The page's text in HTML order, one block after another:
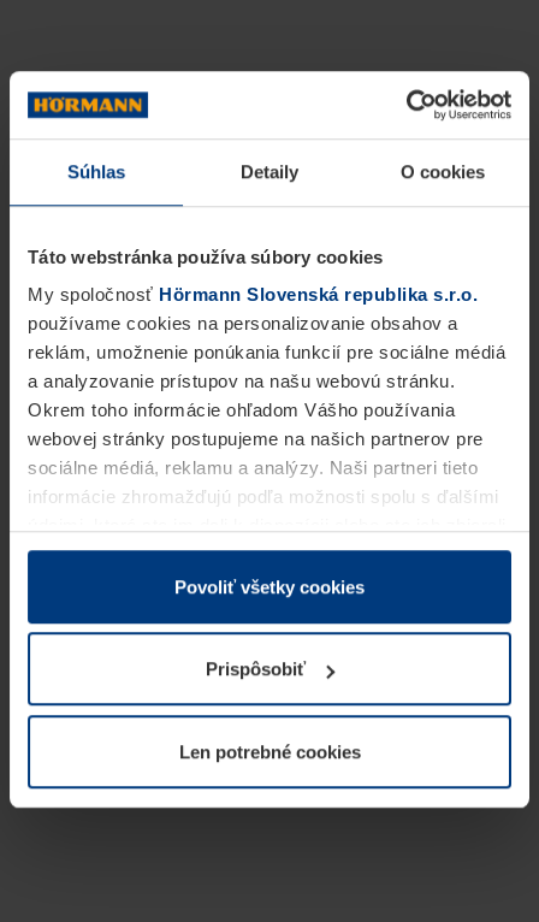
Súhlas Detaily O cookies
Táto webstránka používa súbory cookies
My spoločnosť Hörmann Slovenská republika s.r.o.
používame cookies na personalizovanie obsahov a
reklám, umožnenie ponúkania funkcií pre sociálne médiá
a analyzovanie prístupov na našu webovú stránku.
Okrem toho informácie ohľadom Vášho používania
webovej stránky postupujeme na našich partnerov pre
sociálne médiá, reklamu a analýzy. Naši partneri tieto
informácie zhromažďujú podľa možnosti spolu s ďalšími
v rámci Vášho využívania služieb.
Z právneho hľadiska môžeme cookies ukladať na Vašom
prevádzku tejto stránky. Pre všetky ostatné typy cookie
potrebujeme Vaše povolenie. Vaše povolenie môžete
kedykoľvek zmeniť alebo odvolať vo vysvetlení cookie
našej webovej stránky.
Povoliť všetky cookies
Prispôsobiť
Len potrebné cookies